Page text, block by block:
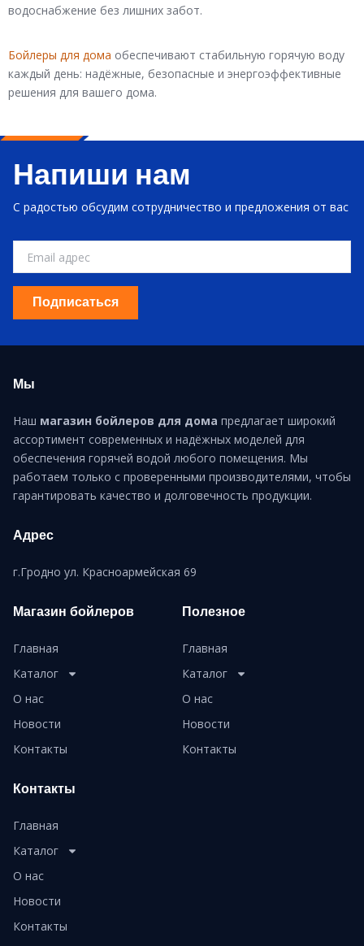
водоснабжение без лишних забот.
Бойлеры для дома обеспечивают стабильную горячую воду
каждый день: надёжные, безопасные и энергоэффективные
решения для вашего дома.
Напиши нам
С радостью обсудим сотрудничество и предложения от вас
Подписаться
Мы
Наш магазин бойлеров для дома предлагает широкий
ассортимент современных и надёжных моделей для
обеспечения горячей водой любого помещения. Мы
работаем только с проверенными производителями, чтобы
гарантировать качество и долговечность продукции.
Адрес
г.Гродно ул. Красноармейская 69
Магазин бойлеров
Главная
Каталог
О нас
Новости
Контакты
Полезное
Главная
Каталог
О нас
Новости
Контакты
Контакты
Главная
Каталог
О нас
Новости
Контакты